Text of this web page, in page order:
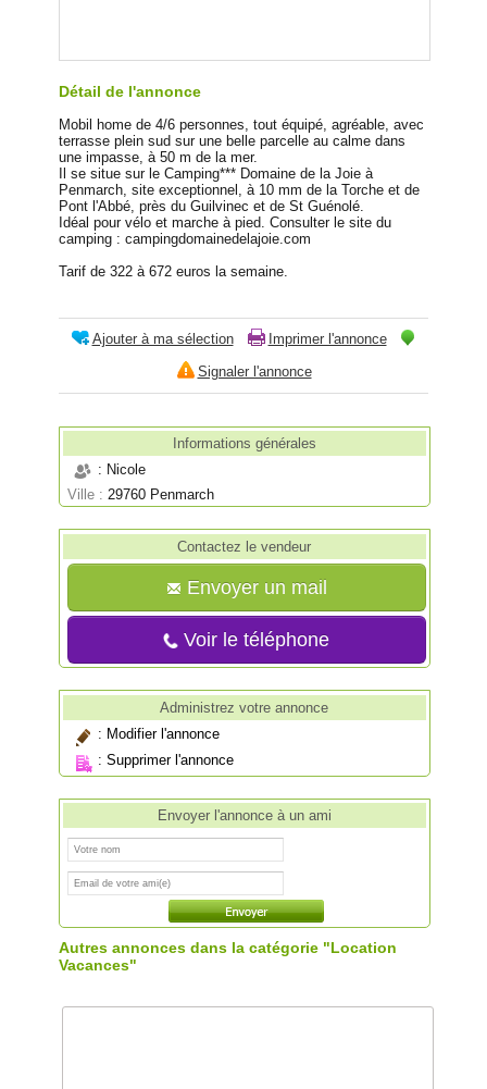
Détail de l'annonce
Mobil home de 4/6 personnes, tout équipé, agréable, avec
terrasse plein sud sur une belle parcelle au calme dans
une impasse, à 50 m de la mer.
Il se situe sur le Camping*** Domaine de la Joie à
Penmarch, site exceptionnel, à 10 mm de la Torche et de
Pont l'Abbé, près du Guilvinec et de St Guénolé.
Idéal pour vélo et marche à pied. Consulter le site du
camping : campingdomainedelajoie.com
Tarif de 322 à 672 euros la semaine.
Ajouter à ma sélection
Imprimer l'annonce
Signaler l'annonce
Informations générales
: Nicole
Ville : 29760 Penmarch
Contactez le vendeur
Envoyer un mail
Voir le téléphone
Administrez votre annonce
: Modifier l'annonce
:Supprimer l'annonce
Envoyer l'annonce à un ami
Autres annonces dans la catégorie "Location
Vacances"